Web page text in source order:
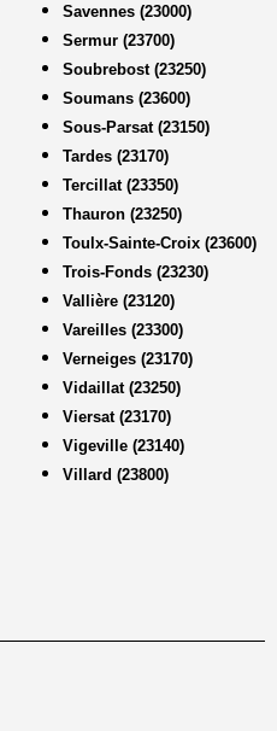
Savennes (23000)
Sermur (23700)
Soubrebost (23250)
Soumans (23600)
Sous-Parsat (23150)
Tardes (23170)
Tercillat (23350)
Thauron (23250)
Toulx-Sainte-Croix (23600)
Trois-Fonds (23230)
Vallière (23120)
Vareilles (23300)
Verneiges (23170)
Vidaillat (23250)
Viersat (23170)
Vigeville (23140)
Villard (23800)